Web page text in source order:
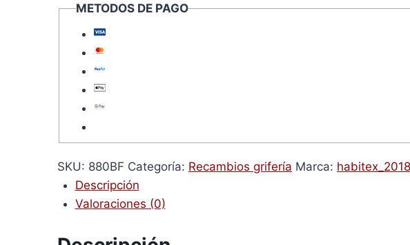
METODOS DE PAGO
SKU: 880BF Categoría: Recambios grifería Marca: habitex_2018
Descripción
Valoraciones (0)